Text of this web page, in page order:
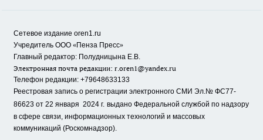
Сетевое издание oren1.ru
Учредитель ООО «Пенза Пресс»
Главный редактор: Полудницына Е.В.
Электронная почта редакции: r.oren1@yandex.ru
Телефон редакции: +79648633133
Реестровая запись о регистрации электронного СМИ Эл.№ ФС77-
86623 от 22 января 2024 г. выдано Федеральной службой по надзору
в сфере связи, информационных технологий и массовых
коммуникаций (Роскомнадзор).